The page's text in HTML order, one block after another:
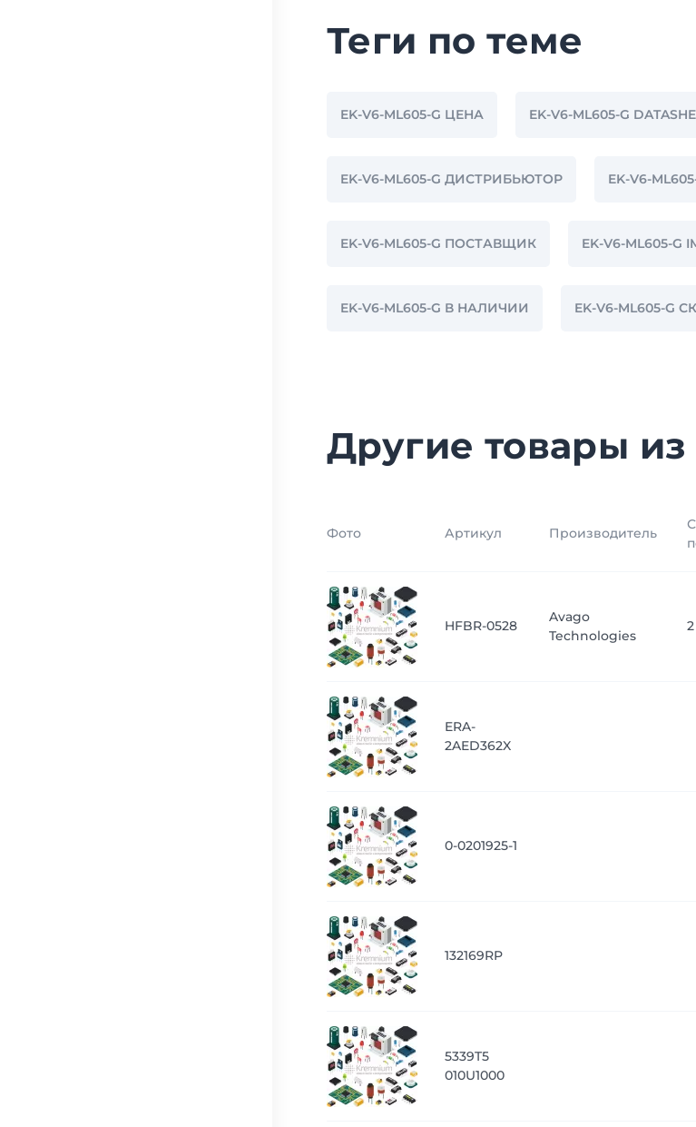
Теги по теме
EK-V6-ML605-G ЦЕНА EK-V6-ML605-G
EK-V6-ML605-G ДИСТРИБЬЮТОР EK-V6-
EK-V6-ML605-G ПОСТАВЩИК EK-V6-ML605-G
EK-V6-ML605-G В НАЛИЧИИ EK-V6-ML605-
Другие товары из
Фото Артикул Производитель
HFBR-0528
Avago
Technologies
ERA-
2AED362X
0-0201925-1
132169RP
5339T5
010U1000